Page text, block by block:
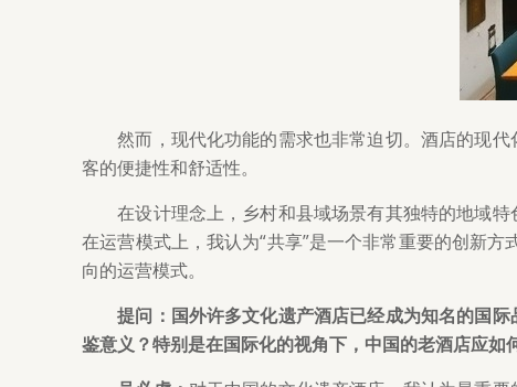
然而，现代化功能的需求也非常迫切。酒店的现
客的便捷性和舒适性。
在设计理念上，乡村和县域场景有其独特的地域
在运营模式上，我认为“共享”是一个非常重要的创新
向的运营模式。
提问：国外许多文化遗产酒店已经成为知名的国
鉴意义？特别是在国际化的视角下，中国的老酒店应如